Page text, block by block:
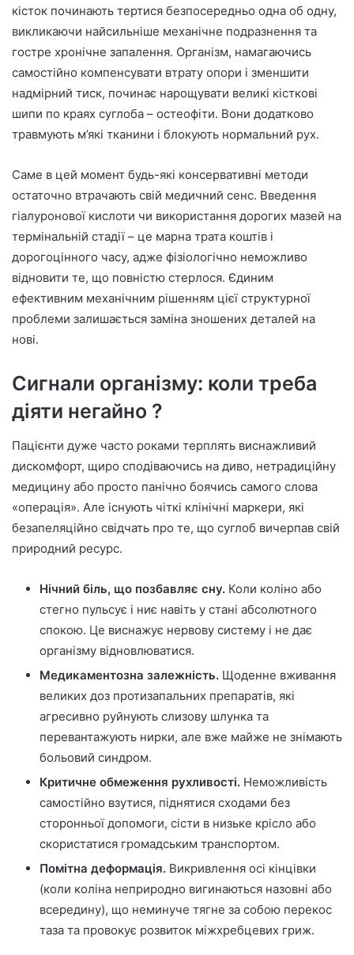
кісток починають тертися безпосередньо одна об одну,
викликаючи найсильніше механічне подразнення та
гостре хронічне запалення. Організм, намагаючись
самостійно компенсувати втрату опори і зменшити
надмірний тиск, починає нарощувати великі кісткові
шипи по краях суглоба – остеофіти. Вони додатково
травмують м’які тканини і блокують нормальний рух.
Саме в цей момент будь-які консервативні методи
остаточно втрачають свій медичний сенс. Введення
гіалуронової кислоти чи використання дорогих мазей на
термінальній стадії – це марна трата коштів і
дорогоцінного часу, адже фізіологічно неможливо
відновити те, що повністю стерлося. Єдиним
ефективним механічним рішенням цієї структурної
проблеми залишається заміна зношених деталей на
нові.
Сигнали організму: коли треба
діяти негайно ?
Пацієнти дуже часто роками терплять виснажливий
дискомфорт, щиро сподіваючись на диво, нетрадиційну
медицину або просто панічно боячись самого слова
«операція». Але існують чіткі клінічні маркери, які
безапеляційно свідчать про те, що суглоб вичерпав свій
природний ресурс.
Нічний біль, що позбавляє сну. Коли коліно або
стегно пульсує і ниє навіть у стані абсолютного
спокою. Це виснажує нервову систему і не дає
організму відновлюватися.
Медикаментозна залежність. Щоденне вживання
великих доз протизапальних препаратів, які
агресивно руйнують слизову шлунка та
перевантажують нирки, але вже майже не знімають
больовий синдром.
Критичне обмеження рухливості. Неможливість
самостійно взутися, піднятися сходами без
сторонньої допомоги, сісти в низьке крісло або
скористатися громадським транспортом.
Помітна деформація. Викривлення осі кінцівки
(коли коліна неприродно вигинаються назовні або
всередину), що неминуче тягне за собою перекос
таза та провокує розвиток міжхребцевих гриж.